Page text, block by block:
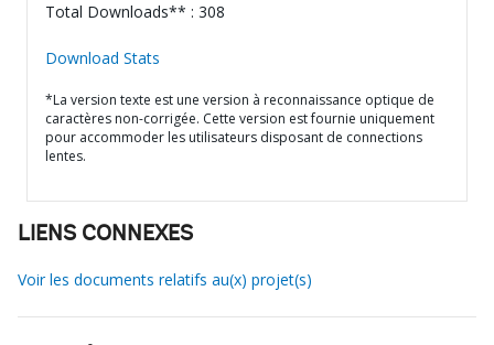
Total Downloads** : 308
Download Stats
*La version texte est une version à reconnaissance optique de
caractères non-corrigée. Cette version est fournie uniquement
pour accommoder les utilisateurs disposant de connections
lentes.
LIENS CONNEXES
Voir les documents relatifs au(x) projet(s)